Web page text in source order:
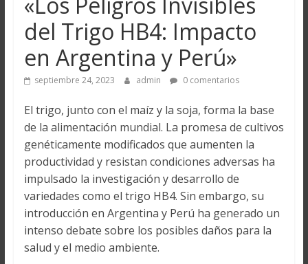
del Trigo HB4: Impacto
en Argentina y Perú»
septiembre 24, 2023 admin 0 comentarios
El trigo, junto con el maíz y la soja, forma la base
de la alimentación mundial. La promesa de cultivos
genéticamente modificados que aumenten la
productividad y resistan condiciones adversas ha
impulsado la investigación y desarrollo de
variedades como el trigo HB4. Sin embargo, su
introducción en Argentina y Perú ha generado un
intenso debate sobre los posibles daños para la
salud y el medio ambiente.